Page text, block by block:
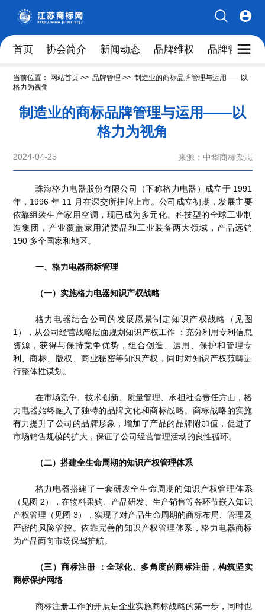
首页 协会简介 新闻动态 品牌维权 品牌管理人
当前位置： 网站首页>> 品牌管理 >> 制造业的商标品牌管理与运用——以
格力为视角
制造业的商标品牌管理与运用——以
格力为视角
2024-04-25 来源：中华商标杂志
珠海格力电器股份有限公司（下称格力电器）成立于 1991
年，1996 年 11 月在深交所挂牌上市。公司成立初期，发展主要
依靠组装生产家用空调，现已成为多元化、科技型的全球工业制
造集团，产业覆盖家用消费品和工业装备两大领域，产品远销
190 多个国家和地区。
一、格力电器商标管理
（一）实施格力电器知识产权战略
格力电器结合公司的发展愿景制定知识产权战略（见图
1），从公司经营战略层面规划知识产权工作 ：充分利用专利信息
资源，获得与保持竞争优势，组合创造、运用、保护和管理专
利、商标、版权、商业秘密等知识产权，同时对知识产权范畴进
行整体性谋划。
在市场竞争、技术创新、质量管理、承担社会责任方面，格
力电器始终融入了独特的品牌文化和商标战略。商标战略的实施
有力提升了公司的品牌形象，增加了产品的品牌附加值，促进了
市场销售规模的扩大，保证了公司经营管理活动的良性循环。
（二）搭建全生命周期的知识产权管理体系
格力电器搭建了一套研发全生命周期的知识产权管理体系
（见图 2），在物料采购、产品研发、生产销售等各环节嵌入知识
产权管理（见图 3），实现了对产品生命周期的商标布局、管理及
严密的风险管控。依靠完善的知识产权管理体系，格力电器商标
为产品面向市场保驾护航。
（三）商标注册 ：全球化、多角度的商标注册，构筑坚实
商标保护网络
商标注册工作的开展是企业实施商标战略的第一步，同时也